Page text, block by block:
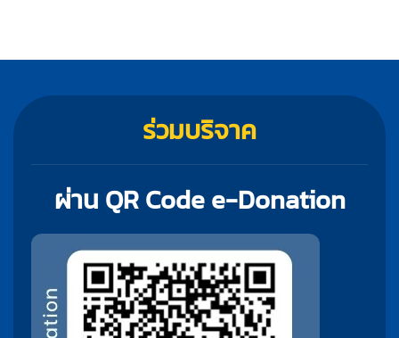
ร่วมบริจาค
ผ่าน QR Code e-Donation